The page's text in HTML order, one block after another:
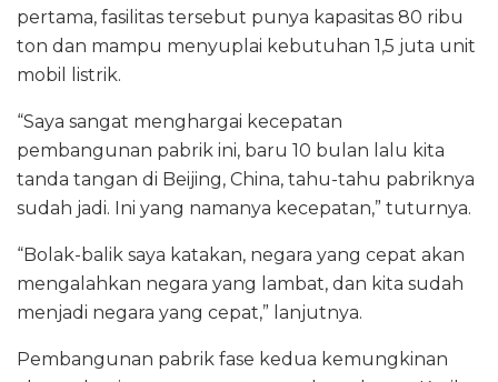
pertama, fasilitas tersebut punya kapasitas 80 ribu
ton dan mampu menyuplai kebutuhan 1,5 juta unit
mobil listrik.
“Saya sangat menghargai kecepatan
pembangunan pabrik ini, baru 10 bulan lalu kita
tanda tangan di Beijing, China, tahu-tahu pabriknya
sudah jadi. Ini yang namanya kecepatan,” tuturnya.
“Bolak-balik saya katakan, negara yang cepat akan
mengalahkan negara yang lambat, dan kita sudah
menjadi negara yang cepat,” lanjutnya.
Pembangunan pabrik fase kedua kemungkinan